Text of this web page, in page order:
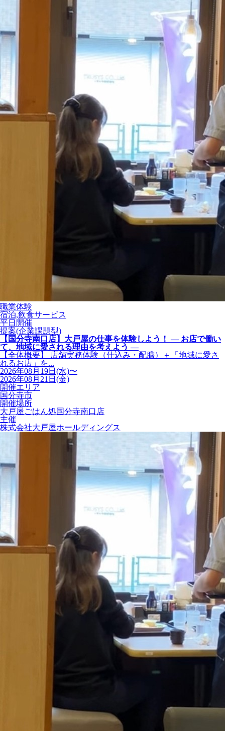
職業体験
宿泊,飲食サービス
平日開催
提案(企業課題型)
【国分寺南口店】大戸屋の仕事を体験しよう！ ― お店で働い
て、地域に愛される理由を考えよう ―
【全体概要】 店舗実務体験（仕込み・配膳）＋「地域に愛さ
れるお店」を...
2026年08月19日(水)〜
2026年08月21日(金)
開催エリア
国分寺市
開催場所
大戸屋ごはん処国分寺南口店
主催
株式会社大戸屋ホールディングス